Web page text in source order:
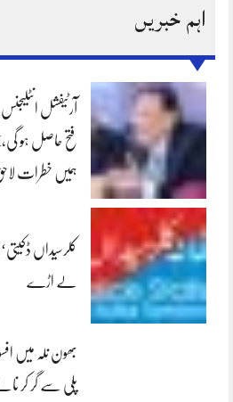
اہم خبریں
آرٹیفشل
ہمیں خطرات لاحق
لے اڑے
بھون نلہ میں
پلی سے گر کر